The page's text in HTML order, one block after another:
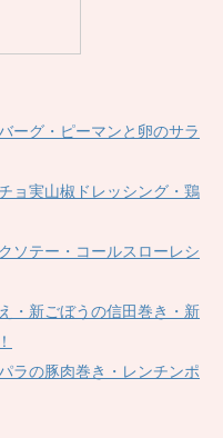
ーグ・ピーマンと卵のサラ
ョ実山椒ドレッシング・鶏
ソテー・コールスローレシ
・新ごぼうの信田巻き・新
ラの豚肉巻き・レンチンポ